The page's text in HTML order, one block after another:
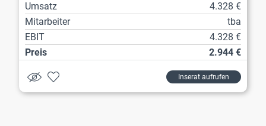
Umsatz
4.328 €
Mitarbeiter
tba
EBIT
4.328 €
Preis
2.944 €
Inserat aufrufen